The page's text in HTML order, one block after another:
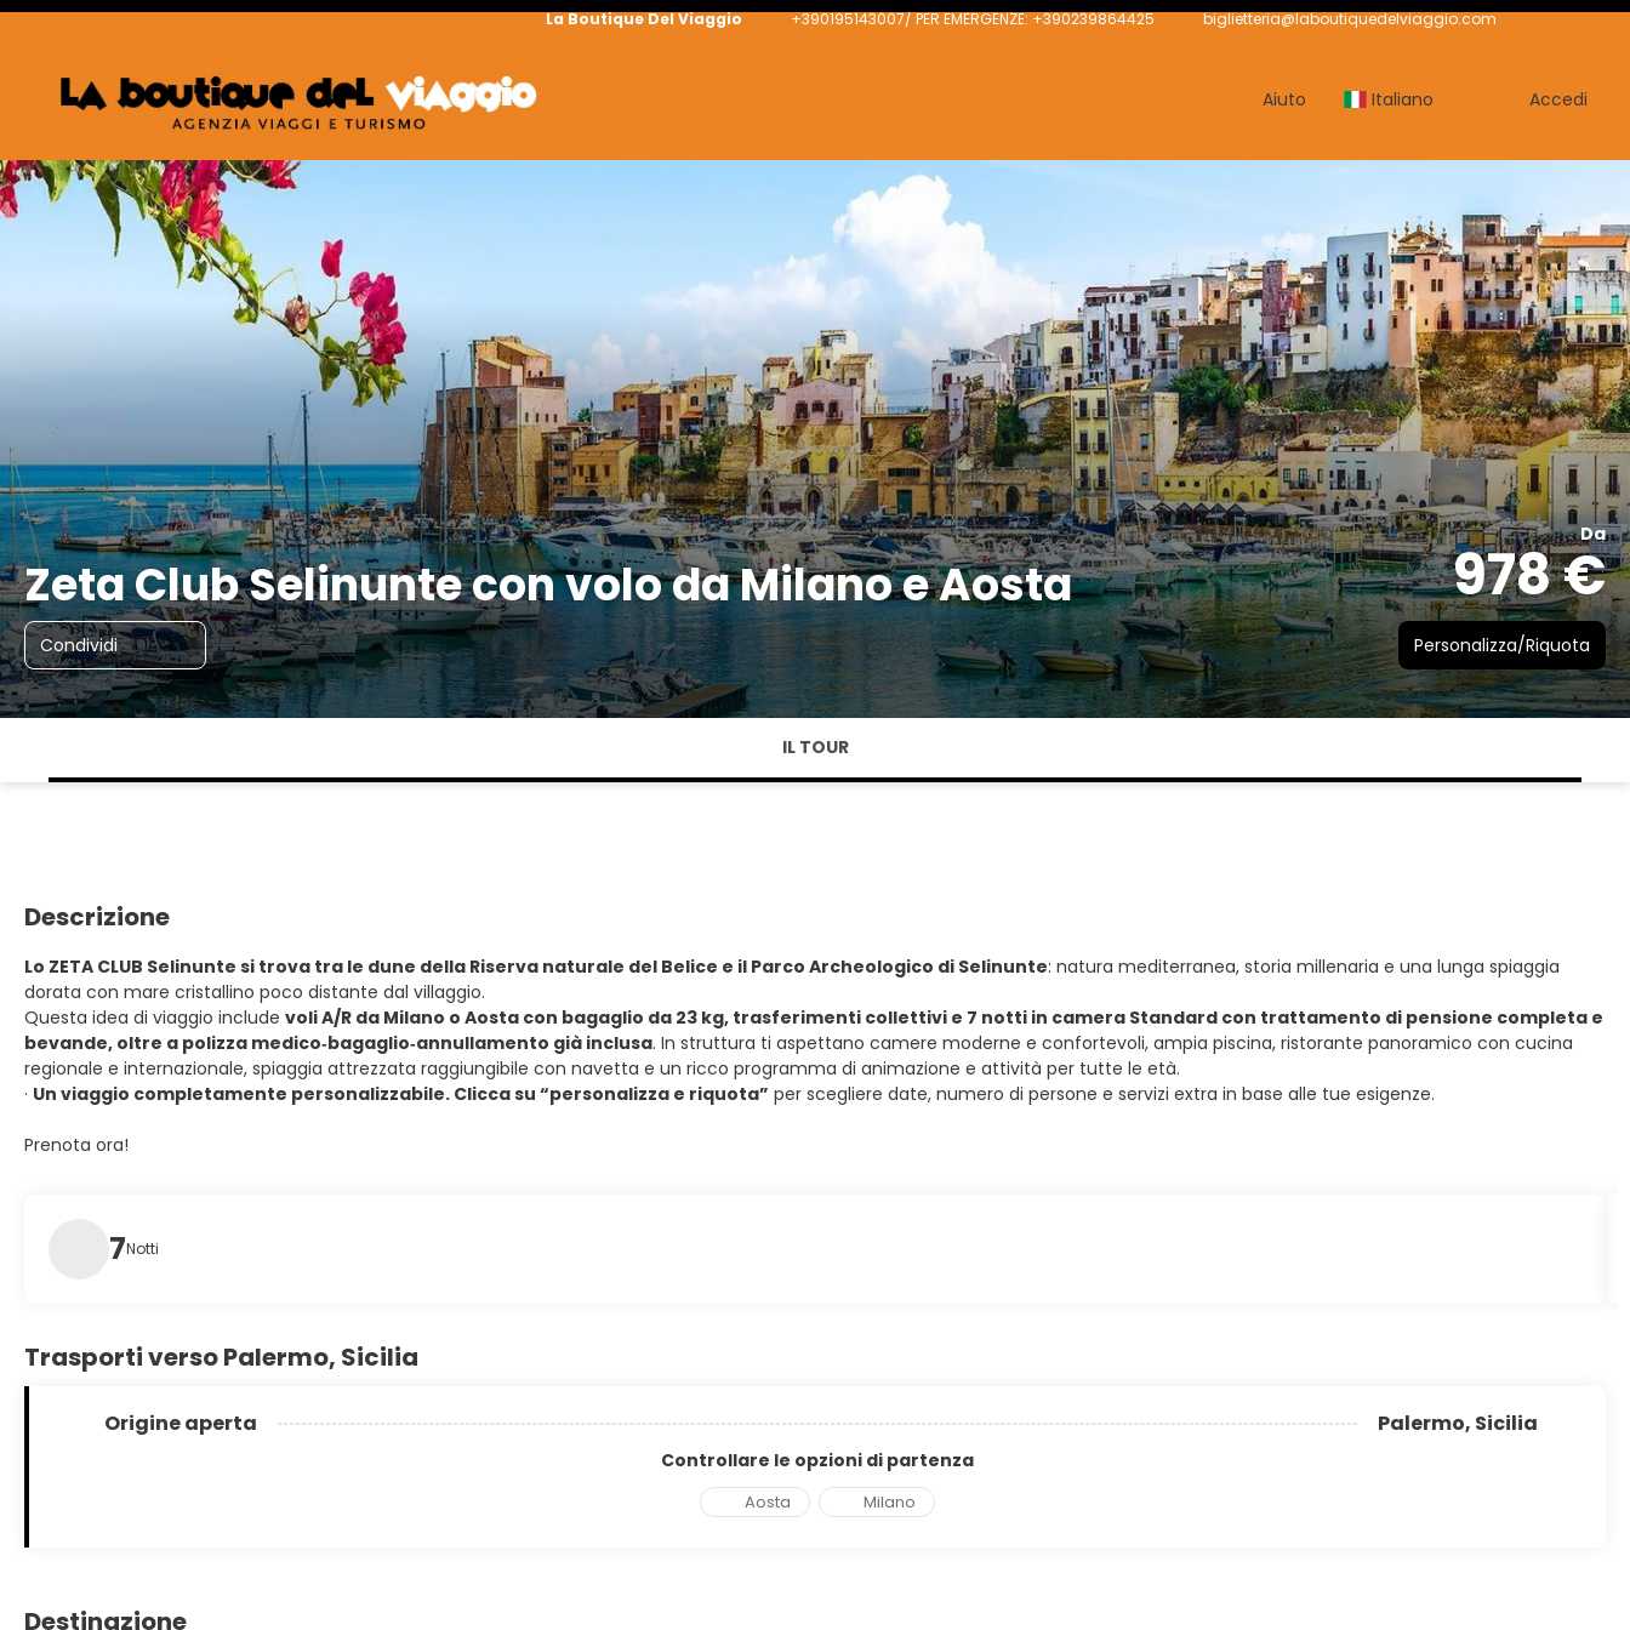
La Boutique Del Viaggio +390195143007/ PER EMERGENZE: +390239864425 biglietteria@laboutiquedelviaggio.com
Aiuto Italiano Accedi
Zeta Club Selinunte con volo da Milano e Aosta
Da
978 €
Condividi Personalizza/Riquota
IL TOUR
Descrizione
Lo ZETA CLUB Selinunte si trova tra le dune della Riserva naturale del Belice e il Parco Archeologico di Selinunte: natura mediterranea, storia millenaria e una lunga spiaggia
dorata con mare cristallino poco distante dal villaggio.
Questa idea di viaggio include voli A/R da Milano o Aosta con bagaglio da 23 kg, trasferimenti collettivi e 7 notti in camera Standard con trattamento di pensione completa e
bevande, oltre a polizza medico‑bagaglio‑annullamento già inclusa. In struttura ti aspettano camere moderne e confortevoli, ampia piscina, ristorante panoramico con cucina
regionale e internazionale, spiaggia attrezzata raggiungibile con navetta e un ricco programma di animazione e attività per tutte le età.
· Un viaggio completamente personalizzabile. Clicca su “personalizza e riquota” per scegliere date, numero di persone e servizi extra in base alle tue esigenze.
Prenota ora!
7Notti
Trasporti verso Palermo, Sicilia
Origine aperta Palermo, Sicilia
Controllare le opzioni di partenza
Aosta Milano
Destinazione